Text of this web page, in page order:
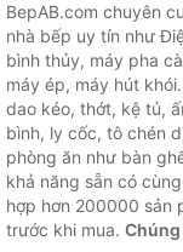
BepAB.com chuyên
nhà bếp uy tín như
bình thủy, máy pha
máy ép, máy hút
dao kéo, thớt, kệ tủ,
bình, ly cốc, tô chén
phòng ăn như bàn
khả năng sẵn có
hợp hơn 200000 sản
trước khi mua.